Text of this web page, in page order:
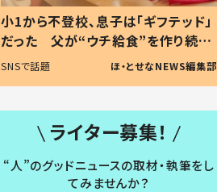
小1から不登校、息子は「ギフテッド」
だった 父が“ウチ給食”を作り続け
る理由とは #令和の親 #令和の子
SNSで話題 ほ・とせなNEWS編集部
ライター募集！
“人”のグッドニュースの取材・執筆をし
てみませんか？